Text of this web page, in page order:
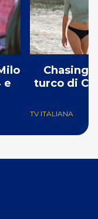
e
Chasing
turco di
TV ITALIANA